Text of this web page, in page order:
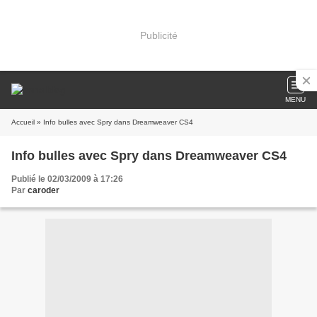
Publicité
MENU
Accueil » Info bulles avec Spry dans Dreamweaver CS4
Info bulles avec Spry dans Dreamweaver CS4
Publié le 02/03/2009 à 17:26
Par caroder